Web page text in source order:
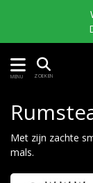
MENU ZOEKEN
Met zijn zachte
mals.